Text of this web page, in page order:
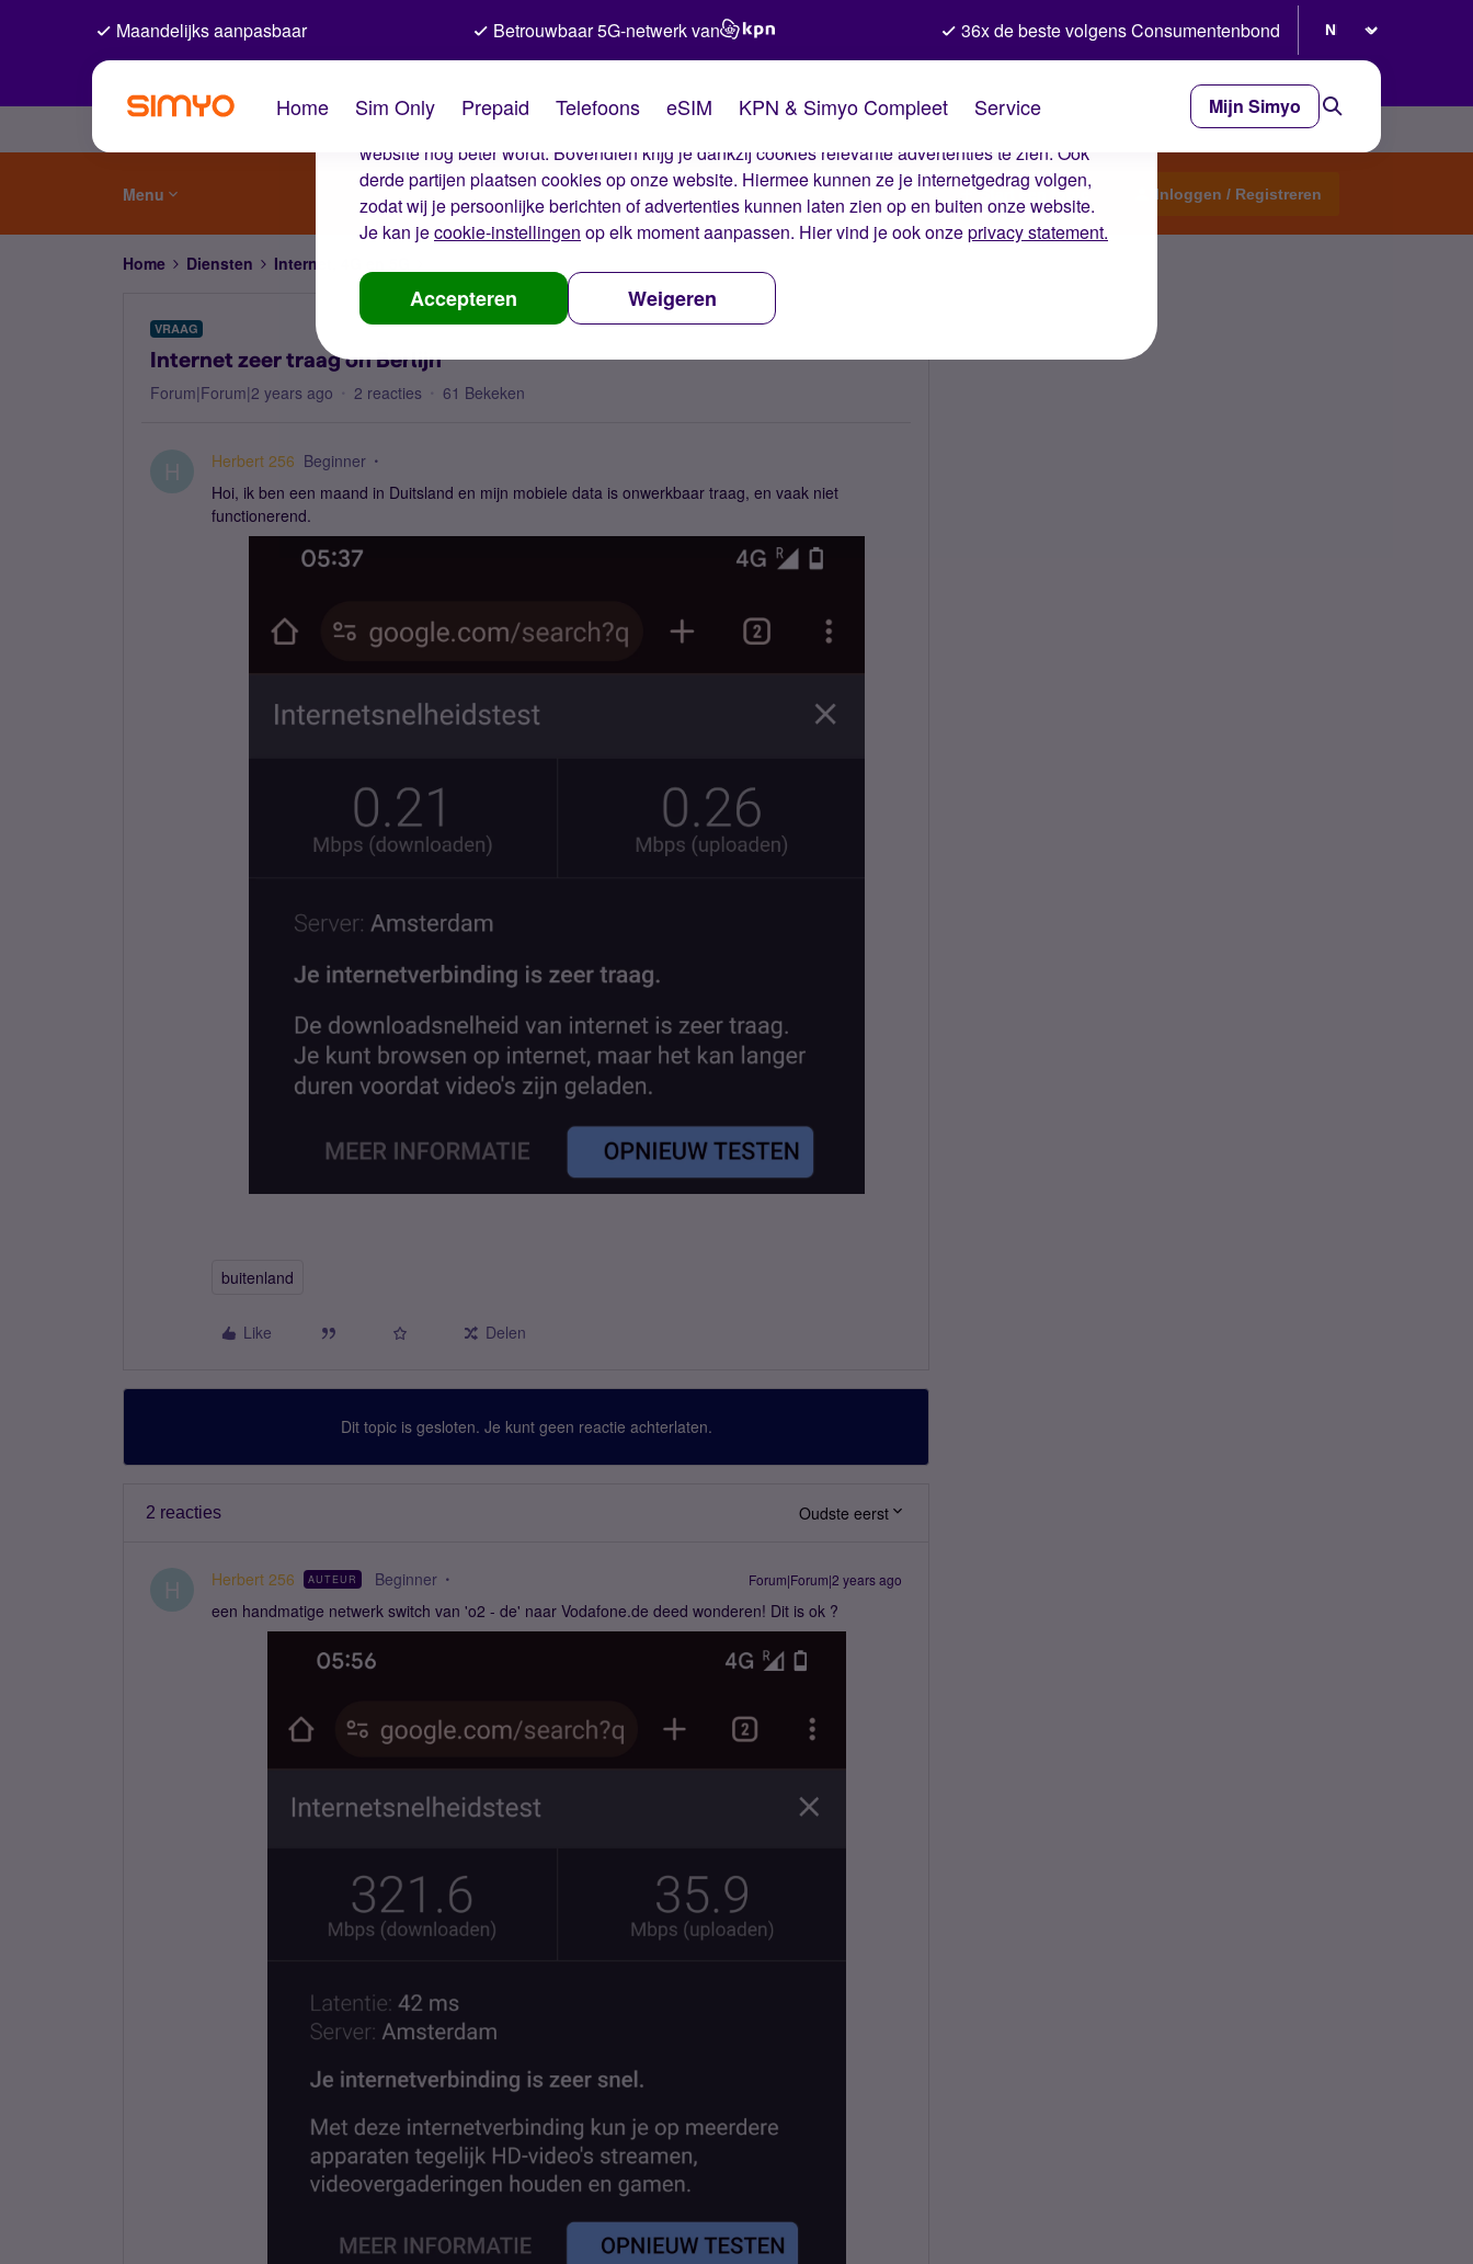
De cookies van Simyo
Wij gebruiken cookies op onze website. Met deze cookies zorgen wij ervoor dat je ervaring op de
website nog beter wordt. Bovendien krijg je dankzij cookies relevante advertenties te zien. Ook
derde partijen plaatsen cookies op onze website. Hiermee kunnen ze je internetgedrag volgen,
zodat wij je persoonlijke berichten of advertenties kunnen laten zien op en buiten onze website.
Je kan jecookie-instellingen op elk moment aanpassen. Hier vind je ook onzeprivacy statement.
Accepteren Weigeren
Maandelijks aanpasbaar Betrouwbaar 5G-netwerk van 36x de beste volgens Consumentenbond
Home Sim Only Prepaid Telefoons eSIM KPN & Simyo Compleet Service Mijn Simyo
Menu Start een topic Inloggen / Registreren
Home Diensten Internet, 4G en 5G
VRAAG
Internet zeer traag on Berlijn
Forum|Forum|2 years ago 2 reacties 61 Bekeken
H Herbert 256 Beginner
Hoi, ik ben een maand in Duitsland en mijn mobiele data is onwerkbaar traag, en vaak niet
functionerend.
buitenland
Like Delen
Dit topic is gesloten. Je kunt geen reactie achterlaten.
2 reacties Oudste eerst
H Herbert 256 AUTEUR Beginner Forum|Forum|2 years ago
​een handmatige netwerk switch van 'o2 - de' naar Vodafone.de deed wonderen! Dit is ok ?